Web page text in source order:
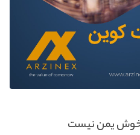
خوش یمن نیست